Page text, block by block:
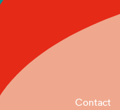
Contact